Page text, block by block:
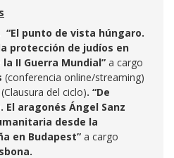
“El punto de vista húngaro.
protección de judíos en
II Guerra Mundial” a cargo
(conferencia online/streaming)
del ciclo). “De
El aragonés Ángel Sanz
desde la
en Budapest” a cargo